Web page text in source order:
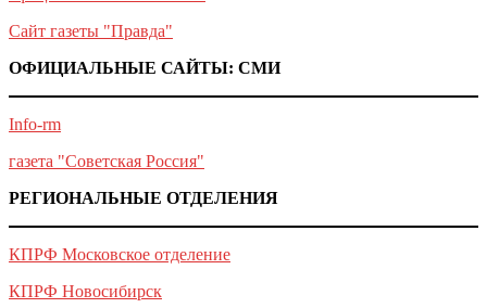
Сайт газеты "Правда"
ОФИЦИАЛЬНЫЕ САЙТЫ: СМИ
Info-rm
газета "Советская Россия"
РЕГИОНАЛЬНЫЕ ОТДЕЛЕНИЯ
КПРФ Московское отделение
КПРФ Новосибирск